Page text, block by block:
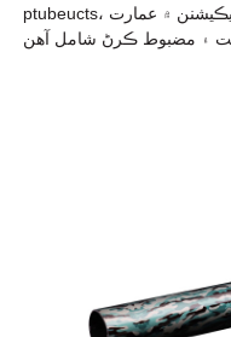
ptubeucts، صنعت ۽ طبي شعبي سان گڏوگڏ ٻين ايپليڪيشنن ۾ عمارت